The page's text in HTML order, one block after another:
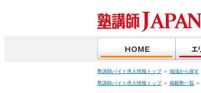
塾講師バイト求人情報トップ＞ 地域から探す
塾講師バイト求人情報トップ＞ 掲載塾一覧 ＞